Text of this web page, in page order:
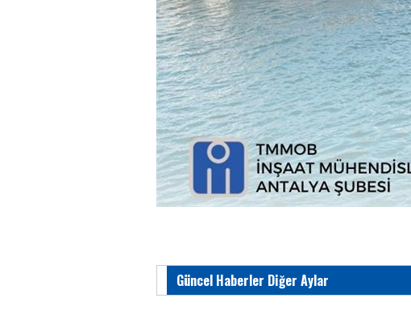
Güncel Haberler Diğer Aylar